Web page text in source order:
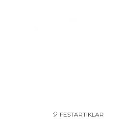
🎈 FESTARTIKLAR